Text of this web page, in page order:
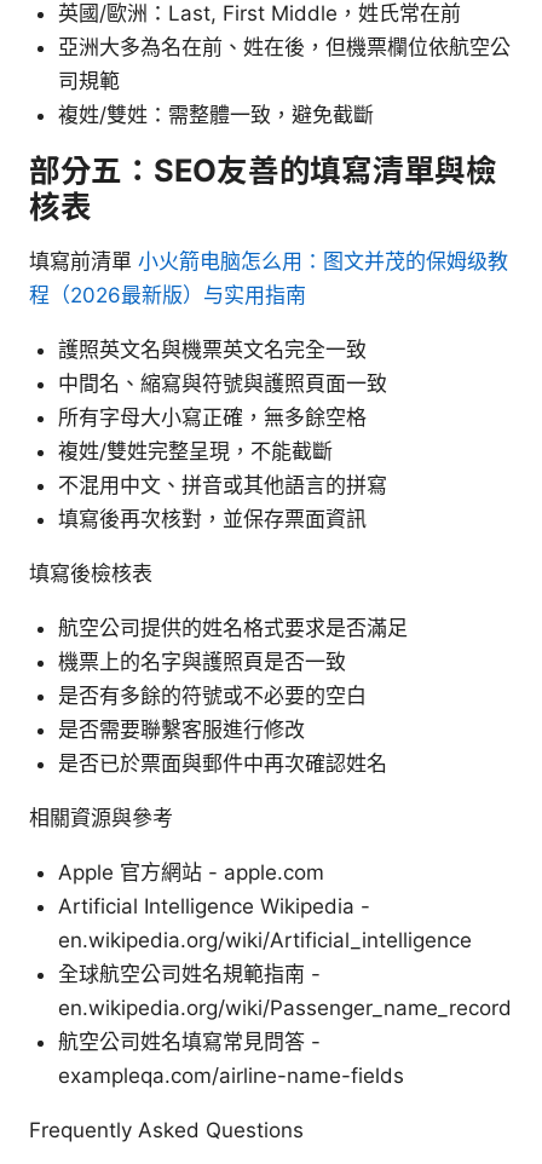
英國/歐洲：Last, First Middle，姓氏常在前
亞洲大多為名在前、姓在後，但機票欄位依航空公
司規範
複姓/雙姓：需整體一致，避免截斷
部分五：SEO友善的填寫清單與檢
核表
填寫前清單 小火箭电脑怎么用：图文并茂的保姆级教
程（2026最新版）与实用指南
護照英文名與機票英文名完全一致
中間名、縮寫與符號與護照頁面一致
所有字母大小寫正確，無多餘空格
複姓/雙姓完整呈現，不能截斷
不混用中文、拼音或其他語言的拼寫
填寫後再次核對，並保存票面資訊
填寫後檢核表
航空公司提供的姓名格式要求是否滿足
機票上的名字與護照頁是否一致
是否有多餘的符號或不必要的空白
是否需要聯繫客服進行修改
是否已於票面與郵件中再次確認姓名
相關資源與參考
Apple 官方網站 - apple.com
Artificial Intelligence Wikipedia -
en.wikipedia.org/wiki/Artificial_intelligence
全球航空公司姓名規範指南 -
en.wikipedia.org/wiki/Passenger_name_record
航空公司姓名填寫常見問答 -
exampleqa.com/airline-name-fields
Frequently Asked Questions